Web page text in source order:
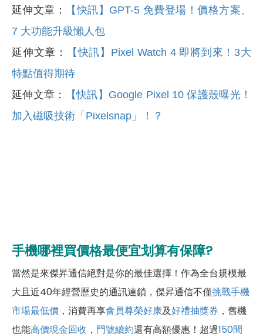
延伸文章：
【快訊】GPT-5 免費登場！價格方案、
7 大功能升級懶人包
延伸文章：
【快訊】Pixel Watch 4 即將到來！3大
特點值得期待
延伸文章：
【快訊】Google Pixel 10 保護殼曝光！
加入磁吸技術「Pixelsnap」！？
手機哪裡買價格最便宜划算有保障?
當然是來傑昇通信絕對是你的最佳選擇！作為全台規模最
大且近40年經營歷史的通訊連鎖，傑昇通信不僅挑戰手機
市場最低價 ，消費再享會員尊榮好康及好禮抽獎券 ，舊機
也能高價現金回收 ， 門號續約還有高額優惠！超過150間